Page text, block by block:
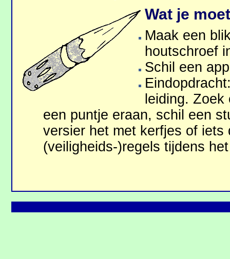
Wat je
Maak een
houtschroef
Schil een
leiding.
een puntje eraan, schil een
versier het met kerfjes of iets
(veilig­heids-)regels tijdens